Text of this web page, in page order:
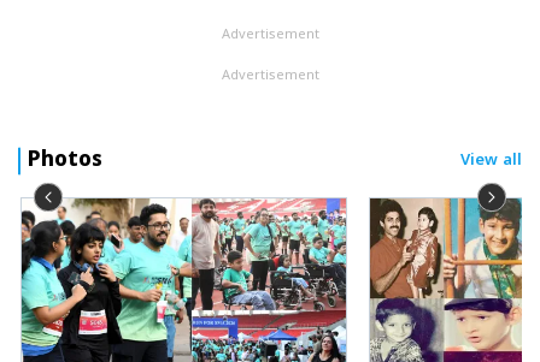
Advertisement
Advertisement
Photos View all